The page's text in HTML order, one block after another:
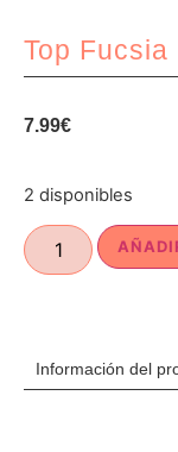
Top Fucsia
7.99€
2 disponibles
Información del